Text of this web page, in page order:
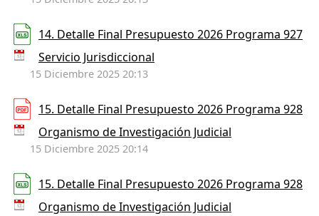
14. Detalle Final Presupuesto 2026 Programa 927
Servicio Jurisdiccional
15 Diciembre 2025 20:13
15. Detalle Final Presupuesto 2026 Programa 928
Organismo de Investigación Judicial
15 Diciembre 2025 20:14
15. Detalle Final Presupuesto 2026 Programa 928
Organismo de Investigación Judicial